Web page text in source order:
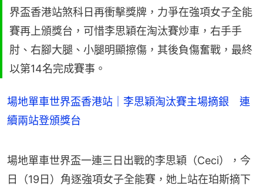
界盃香港站煞科日再衝擊獎牌，力爭在強項女子全能
賽再上頒獎台，可惜李思穎在淘汰賽炒車，右手手
肘、右腳大腿、小腿明顯擦傷，其後負傷奮戰，最終
以第14名完成賽事。
場地單車世界盃香港站｜李思穎淘汰賽主場摘銀 連
續兩站登頒獎台
場地單車世界盃一連三日出戰的李思穎（Ceci），今
日（19日）角逐強項女子全能賽，她上站在珀斯摘下